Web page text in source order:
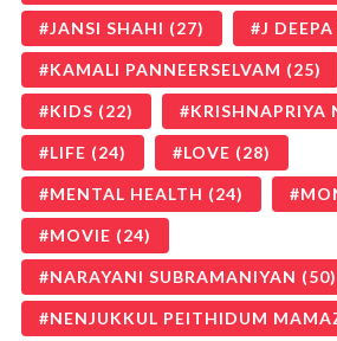
JANSI SHAHI (27) J
KAMALI PANNEERSELVAM (25)
KIDS (22) KRISHNAPRIYA
LIFE (24) LOVE (28)
MENTAL HEALTH (24)
MOVIE (24)
NARAYANI SUBRAMANIYAN (50)
NENJUKKUL PEITHIDUM